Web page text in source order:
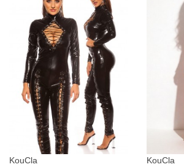
KouCla
KouCla